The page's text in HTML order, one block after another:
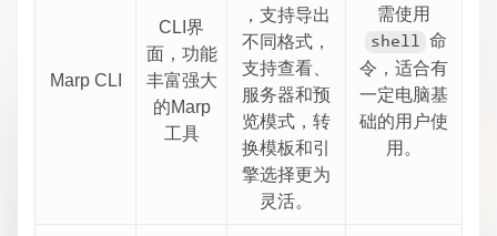
Marp CLI
CLI界
面，功能
丰富强大
的Marp
工具
，支持导出
不同格式，
支持查看、
服务器和预
览模式，转
换模板和引
擎选择更为
灵活。
需使用
shell ​命
令，适合有
一定电脑基
础的用户使
用。